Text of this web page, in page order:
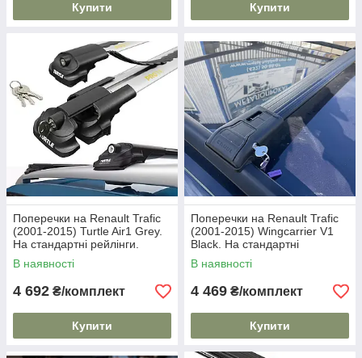
Купити Купити
Поперечки на Renault Trafic
(2001-2015) Turtle Air1 Grey.
На стандартні рейлінги.
Замок на ключах. Сірі
В наявності
4 692 ₴/комплект
Купити
Поперечки на Renault Trafic
(2001-2015) Wingcarrier V1
Black. На стандартні
рейлінги. Замок на ключах.
Чорні
В наявності
4 469 ₴/комплект
Купити